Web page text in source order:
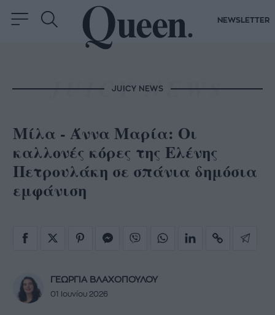
NEWSLETTER
JUICY NEWS
Μίλα - Άννα Μαρία: Οι
καλλονές κόρες της Ελένης
Πετρουλάκη σε σπάνια δημόσια
εμφάνιση
ΓΕΩΡΓΙΑ ΒΛΑΧΟΠΟΥΛΟΥ
01 Ιουνίου 2026